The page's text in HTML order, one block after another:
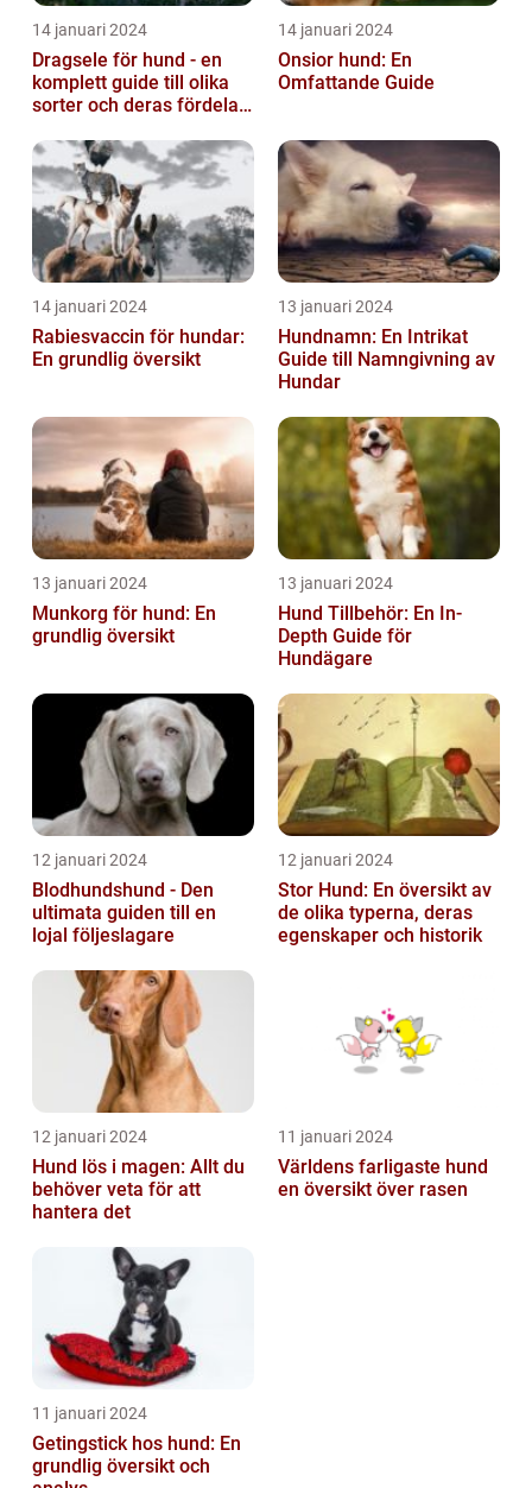
14 januari 2024
Dragsele för hund - en
komplett guide till olika
sorter och deras fördelar
14 januari 2024
Onsior hund: En
Omfattande Guide
14 januari 2024
Rabiesvaccin för hundar:
En grundlig översikt
13 januari 2024
Hundnamn: En Intrikat
Guide till Namngivning av
Hundar
13 januari 2024
Munkorg för hund: En
grundlig översikt
13 januari 2024
Hund Tillbehör: En In-
Depth Guide för
Hundägare
12 januari 2024
Blodhundshund - Den
ultimata guiden till en
lojal följeslagare
12 januari 2024
Stor Hund: En översikt av
de olika typerna, deras
egenskaper och historik
12 januari 2024
Hund lös i magen: Allt du
behöver veta för att
hantera det
11 januari 2024
Världens farligaste hund
en översikt över rasen
11 januari 2024
Getingstick hos hund: En
grundlig översikt och